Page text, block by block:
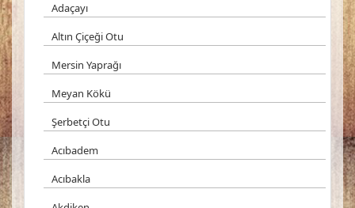
Adaçayı
Altın Çiçeği Otu
Mersin Yaprağı
Meyan Kökü
Şerbetçi Otu
Acıbadem
Acıbakla